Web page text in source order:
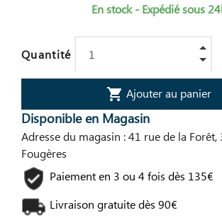
En stock - Expédié sous
Quantité
shopping_cart Ajouter au panier
Disponible en Magasin
Adresse du magasin : 41 rue de la Forêt,
Fougères
Paiement en 3 ou 4 fois dès 135€
Livraison gratuite dès 90€